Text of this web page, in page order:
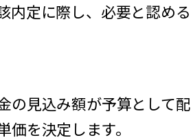
内定に際し、必要と認める
の見込み額が予算として配
を決定します。